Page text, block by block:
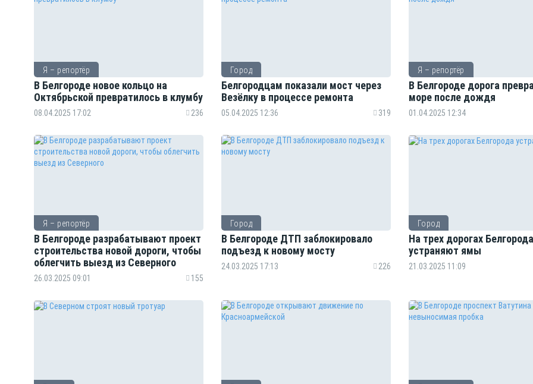
Я – репортёр
В Белгороде новое кольцо на
Октябрьской превратилось в клумбу
08.04.2025 17:02 236
Город
Белгородцам показали мост через
Везёлку в процессе ремонта
05.04.2025 12:36 319
Я – репортёр
В Белгороде дорога
море после дождя
01.04.2025 12:34
Я – репортёр
В Белгороде разрабатывают проект
строительства новой дороги, чтобы
облегчить выезд из Северного
26.03.2025 09:01 155
Город
В Белгороде ДТП заблокировало
подъезд к новому мосту
24.03.2025 17:13 226
Город
На трех дорогах Белгорода
устраняют ямы
21.03.2025 11:09